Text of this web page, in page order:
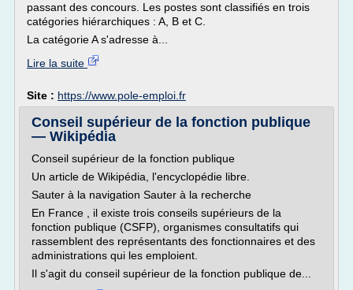
passant des concours. Les postes sont classifiés en trois
catégories hiérarchiques : A, B et C.
La catégorie A s'adresse à...
Lire la suite
Site : https://www.pole-emploi.fr
Conseil supérieur de la fonction publique
— Wikipédia
Conseil supérieur de la fonction publique
Un article de Wikipédia, l'encyclopédie libre.
Sauter à la navigation Sauter à la recherche
En France , il existe trois conseils supérieurs de la
fonction publique (CSFP), organismes consultatifs qui
rassemblent des représentants des fonctionnaires et des
administrations qui les emploient.
Il s'agit du conseil supérieur de la fonction publique de...